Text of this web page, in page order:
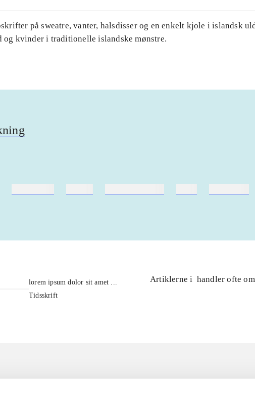
på sweatre, vanter, halsdisser og en enkelt kjole i islandsk
og kvinder i traditionelle islandske mønstre.
lorem ipsum dolor sit amet ...
Tidsskrift
Artiklerne i handler ofte om